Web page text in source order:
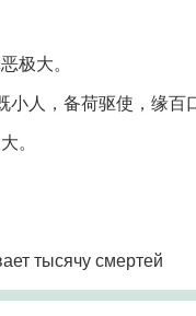
极大。
小人，备荷驱使，缘
。
тысячу смертей